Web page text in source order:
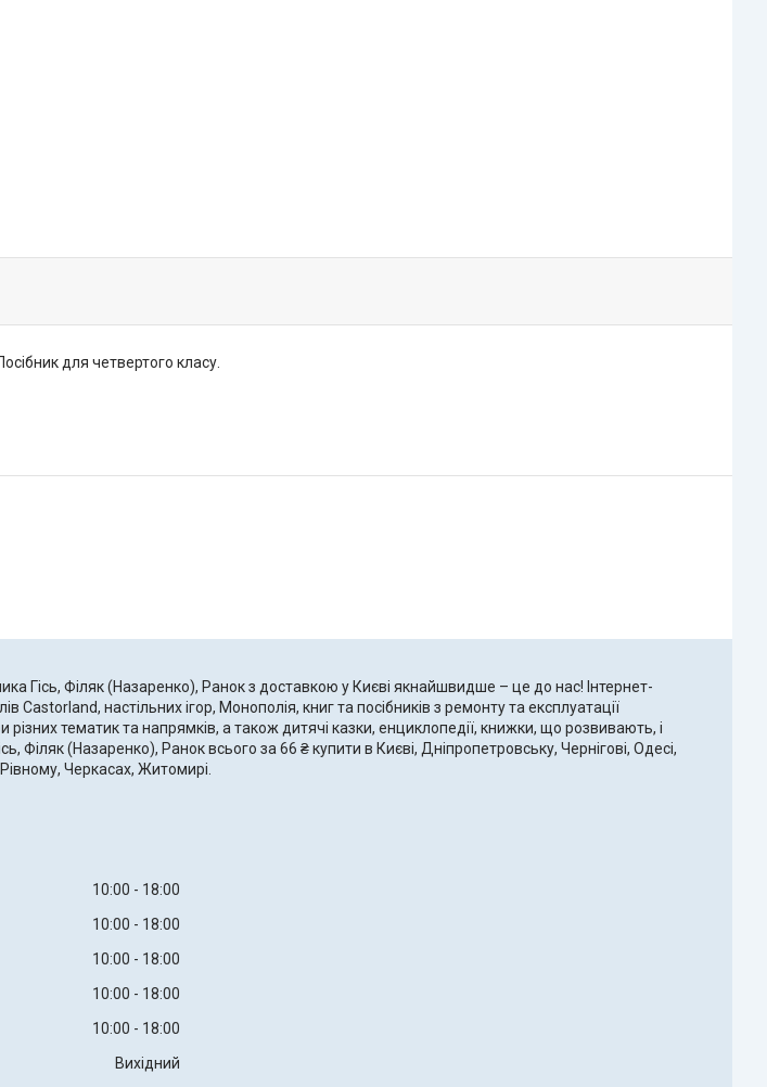
для четвертого класу.
Гісь, Філяк (Назаренко), Ранок з доставкою у Києві якнайшвидше – це до нас! Інтернет-
Castorland, настільних ігор, Монополія, книг та посібників з ремонту та експлуатації
тематик та напрямків, а також дитячі казки, енциклопедії, книжки, що розвивають, і
(Назаренко), Ранок всього за 66 ₴ купити в Києві, Дніпропетровську, Чернігові, Одесі,
Черкасах, Житомирі.
10:00
18:00
10:00
18:00
10:00
18:00
10:00
18:00
10:00
18:00
Вихідний